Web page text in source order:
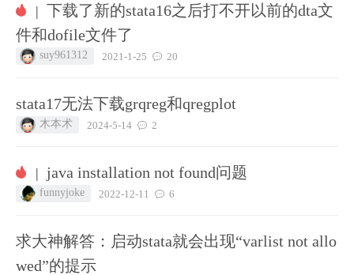
| 下载了新的stata16之后打不开以前的dta文
件和dofile文件了
suy961312 2021-1-25 20
stata17无法下载grqreg和qregplot
木本术 2024-5-14 2
| java installation not found问题
funnyjoke 2022-12-11 6
求大神解答：启动stata就会出现“varlist not allo
wed”的提示